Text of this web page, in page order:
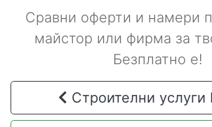
Сравни оферти и намери
майстор или фирма за
Безплатно е!
Строителни услуги